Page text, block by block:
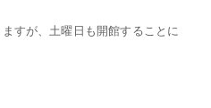
すが、土曜日も開館することに